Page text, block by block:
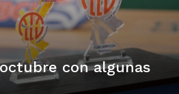
octubre con algunas